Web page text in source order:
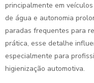
principalmente em
de água e autonomia
paradas frequentes para
prática, esse detalhe
especialmente para
higienização automotiva.